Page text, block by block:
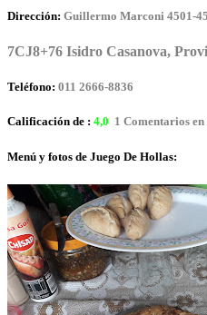
Dirección: Guillermo Marconi 4501-
7CJ8+76 Isidro Casanova,
Teléfono: 011 2666-8836
Calificación de : 4,0 1 Comentarios
Menú y fotos de Juego De Hollas: